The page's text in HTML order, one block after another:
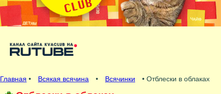
Главная • Всякая всячина • Всячинки • Отблески в облаках